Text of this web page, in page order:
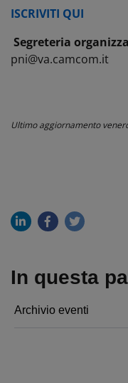
ISCRIVITI QUI
Segreteria
pni@va.camcom.it
Ultimo aggiornamento
In questa
Archivio eventi